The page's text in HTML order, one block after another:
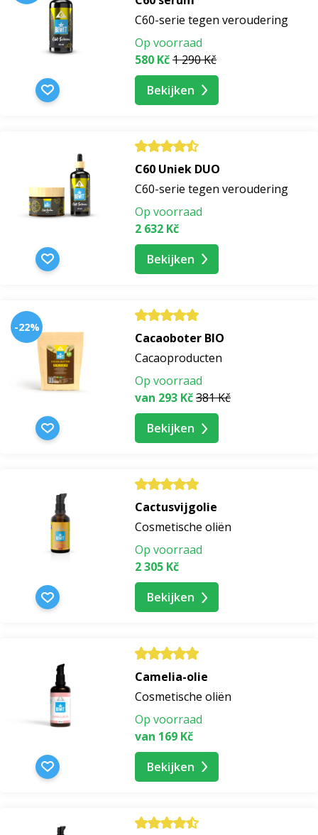
C60-serie tegen veroudering
Op voorraad
580 Kč1 290 Kč
Bekijken
C60 Uniek DUO
C60-serie tegen veroudering
Op voorraad
2 632 Kč
Bekijken
-22%
Cacaoboter BIO
Cacaoproducten
Op voorraad
van 293 Kč381 Kč
Bekijken
Cactusvijgolie
Cosmetische oliën
Op voorraad
2 305 Kč
Bekijken
Camelia-olie
Cosmetische oliën
Op voorraad
van 169 Kč
Bekijken